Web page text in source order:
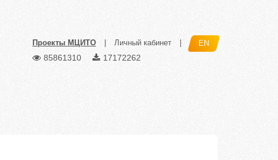
Проекты МЦИТО Личный кабинет EN
85861310 17172262